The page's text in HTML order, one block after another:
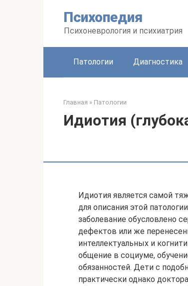
Психопедия
Психоневрология и психиатрия
Патологии Диагностика
Главная » Патологии
Идиотия
Идиотия является самой
для описания этой
заболевание обусловлено
дефектов или же
интеллектуальных и
общение в социуме,
обязанностей. Дети с
практически однако